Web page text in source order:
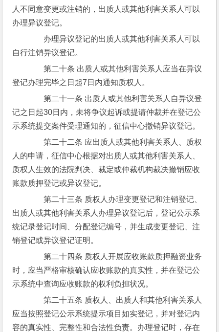
人不同意变更或注销的，出质人或其他利害关系人可以
办理异议登记。
办理异议登记的出质人或其他利害关系人可以
自行注销异议登记。
第二十条 出质人或其他利害关系人应当在异议
登记办理完毕之日起7日内通知质权人。
第二十一条 出质人或其他利害关系人自异议登
记之日起30日内，未将争议起诉或提请仲裁并在登记公
示系统提交案件受理通知的，征信中心撤销异议登记。
第二十二条 应出质人或其他利害关系人、质权
人的申请，征信中心根据对出质人或其他利害关系人、
质权人生效的法院判决、裁定或仲裁机构裁决撤销应收
账款质押登记或异议登记。
第二十三条 质权人办理变更登记和注销登记、
出质人或其他利害关系人办理异议登记后，登记公示系
统记录登记时间、分配登记编号，并生成变更登记、注
销登记或异议登记证明。
第二十四条 质权人开展应收账款质押融资业务
时，应当严格审核确认应收账款的真实性，并在登记公
示系统中查询应收账款的权利负担状况。
第二十五条 质权人、出质人和其他利害关系人
应当按照登记公示系统提示项目如实登记，并对登记内
容的真实性、完整性和合法性负责。办理登记时，存在